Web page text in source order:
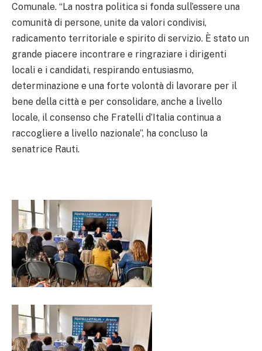
Comunale. “La nostra politica si fonda sull’essere una
comunità di persone, unite da valori condivisi,
radicamento territoriale e spirito di servizio. È stato un
grande piacere incontrare e ringraziare i dirigenti
locali e i candidati, respirando entusiasmo,
determinazione e una forte volontà di lavorare per il
bene della città e per consolidare, anche a livello
locale, il consenso che Fratelli d’Italia continua a
raccogliere a livello nazionale”, ha concluso la
senatrice Rauti.